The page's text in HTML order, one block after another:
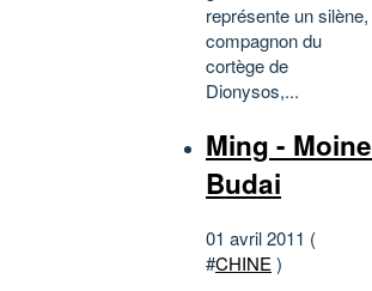
représente un silène,
compagnon du
cortège de
Dionysos,...
Ming - Moine
Budai
01 avril 2011 (
#CHINE )